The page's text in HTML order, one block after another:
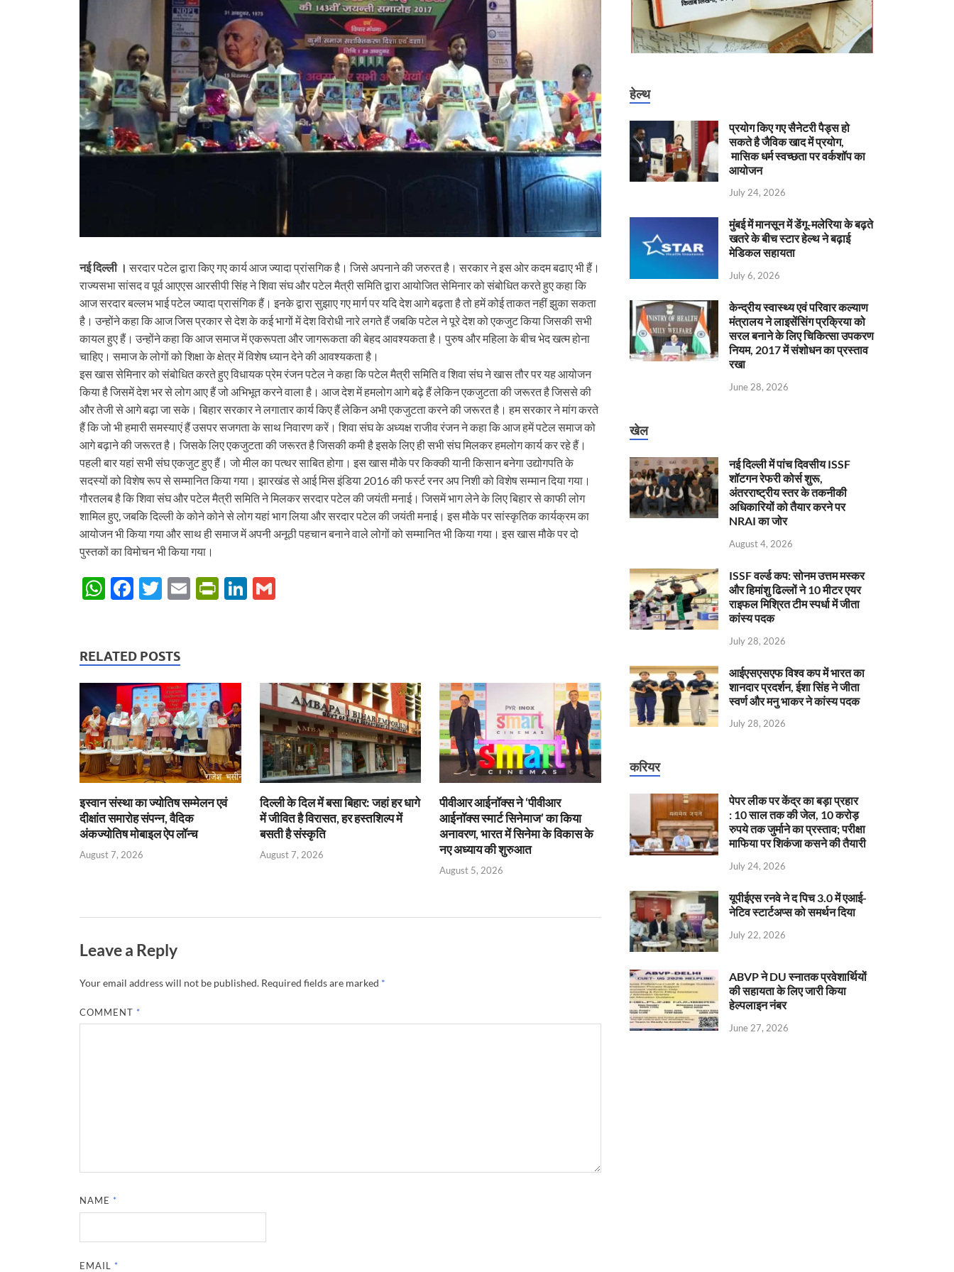
नई दिल्ली । सरदार पटेल द्वारा किए गए कार्य आज ज्यादा प्रांसगिक है। जिसे अपनाने की जरुरत है। सरकार ने इस ओर कदम बढाए भी हैं।
राज्यसभा सांसद व पूर्व आएएस आरसीपी सिंह ने शिवा संघ और पटेल मैत्री समिति द्वारा आयोजित सेमिनार को संबोधित करते हुए कहा कि
आज सरदार बल्लभ भाई पटेल ज्यादा प्रासंगिक हैं। इनके द्वारा सुझाए गए मार्ग पर यदि देश आगे बढ़ता है तो हमें कोई ताकत नहीं झुका सकता
है। उन्होंने कहा कि आज जिस प्रकार से देश के कई भागों में देश विरोधी नारे लगते हैं जबकि पटेल ने पूरे देश को एकजुट किया जिसकी सभी
कायल हुए हैं। उन्होंने कहा कि आज समाज में एकरूपता और जागरूकता की बेहद आवश्यकता है। पुरुष और महिला के बीच भेद खत्म होना
चाहिए। समाज के लोगों को शिक्षा के क्षेत्र में विशेष ध्यान देने की आवश्यकता है।
इस खास सेमिनार को संबोधित करते हुए विधायक प्रेम रंजन पटेल ने कहा कि पटेल मैत्री समिति व शिवा संघ ने खास तौर पर यह आयोजन
किया है जिसमें देश भर से लोग आए हैं जो अभिभूत करने वाला है। आज देश में हमलोग आगे बढ़े हैं लेकिन एकजुटता की जरूरत है जिससे की
और तेजी से आगे बढ़ा जा सके। बिहार सरकार ने लगातार कार्य किए हैं लेकिन अभी एकजुटता करने की जरूरत है। हम सरकार ने मांग करते
हैं कि जो भी हमारी समस्याएं हैं उसपर सजगता के साथ निवारण करें। शिवा संघ के अध्यक्ष राजीव रंजन ने कहा कि आज हमें पटेल समाज को
आगे बढ़ाने की जरूरत है। जिसके लिए एकजुटता की जरूरत है जिसकी कमी है इसके लिए ही सभी संघ मिलकर हमलोग कार्य कर रहे हैं।
पहली बार यहां सभी संघ एकजुट हुए हैं। जो मील का पत्थर साबित होगा। इस खास मौके पर किक्की यानी किसान बनेगा उद्योगपति के
सदस्यों को विशेष रूप से सम्मानित किया गया। झारखंड से आई मिस इंडिया 2016 की फर्स्ट रनर अप निशी को विशेष सम्मान दिया गया।
गौरतलब है कि शिवा संघ और पटेल मैत्री समिति ने मिलकर सरदार पटेल की जयंती मनाई। जिसमें भाग लेने के लिए बिहार से काफी लोग
शामिल हुए, जबकि दिल्ली के कोने कोने से लोग यहां भाग लिया और सरदार पटेल की जयंती मनाई। इस मौके पर सांस्कृतिक कार्यक्रम का
आयोजन भी किया गया और साथ ही समाज में अपनी अनूठी पहचान बनाने वाले लोगों को सम्मानित भी किया गया। इस खास मौके पर दो
पुस्तकों का विमोचन भी किया गया।
W
s
A
p
p
F
b
o
o
k
T
er
E
P
ie
n
dl
y
Li
dI
RELATED POSTS
इस्वान संस्था का ज्योतिष सम्मेलन एवं
दीक्षांत समारोह संपन्न, वैदिक
अंकज्योतिष मोबाइल ऐप लॉन्च
August 7, 2026
दिल्ली के दिल में बसा बिहार: जहां हर धागे
में जीवित है विरासत, हर हस्तशिल्प में
बसती है संस्कृति
August 7, 2026
पीवीआर आईनॉक्स ने ‘पीवीआर
आईनॉक्स स्मार्ट सिनेमाज’ का किया
अनावरण, भारत में सिनेमा के विकास के
नए अध्याय की शुरुआत
August 5, 2026
Leave a Reply
Your email address will not be published. Required fields are marked *
COMMENT *
NAME *
EMAIL *
हेल्थ
प्रयोग किए गए सैनेटरी पैड्स हो
सकते है जैविक खाद में प्रयोग,
मासिक धर्म स्वच्छता पर वर्कशॉप का
आयोजन
July 24, 2026
मुंबई में मानसून में डेंगू-मलेरिया के बढ़ते
खतरे के बीच स्टार हेल्थ ने बढ़ाई
मेडिकल सहायता
July 6, 2026
केन्‍द्रीय स्वास्थ्य एवं परिवार कल्याण
मंत्रालय ने लाइसेंसिंग प्रक्रिया को
सरल बनाने के लिए चिकित्सा उपकरण
नियम, 2017 में संशोधन का प्रस्ताव
रखा
June 28, 2026
खेल
नई दिल्ली में पांच दिवसीय ISSF
शॉटगन रेफरी कोर्स शुरू,
अंतरराष्ट्रीय स्तर के तकनीकी
अधिकारियों को तैयार करने पर
NRAI का जोर
August 4, 2026
ISSF वर्ल्ड कप: सोनम उत्तम मस्कर
और हिमांशु ढिल्लों ने 10 मीटर एयर
राइफल मिश्रित टीम स्पर्धा में जीता
कांस्य पदक
July 28, 2026
आईएसएसएफ विश्व कप में भारत का
शानदार प्रदर्शन, ईशा सिंह ने जीता
स्वर्ण और मनु भाकर ने कांस्य पदक
July 28, 2026
करियर
पेपर लीक पर केंद्र का बड़ा प्रहार
: 10 साल तक की जेल, 10 करोड़
रुपये तक जुर्माने का प्रस्ताव; परीक्षा
माफिया पर शिकंजा कसने की तैयारी
July 24, 2026
यूपीईएस रनवे ने द पिच 3.0 में एआई-
नेटिव स्टार्टअप्स को समर्थन दिया
July 22, 2026
ABVP ने DU स्नातक प्रवेशार्थियों
की सहायता के लिए जारी किया
हेल्पलाइन नंबर
June 27, 2026